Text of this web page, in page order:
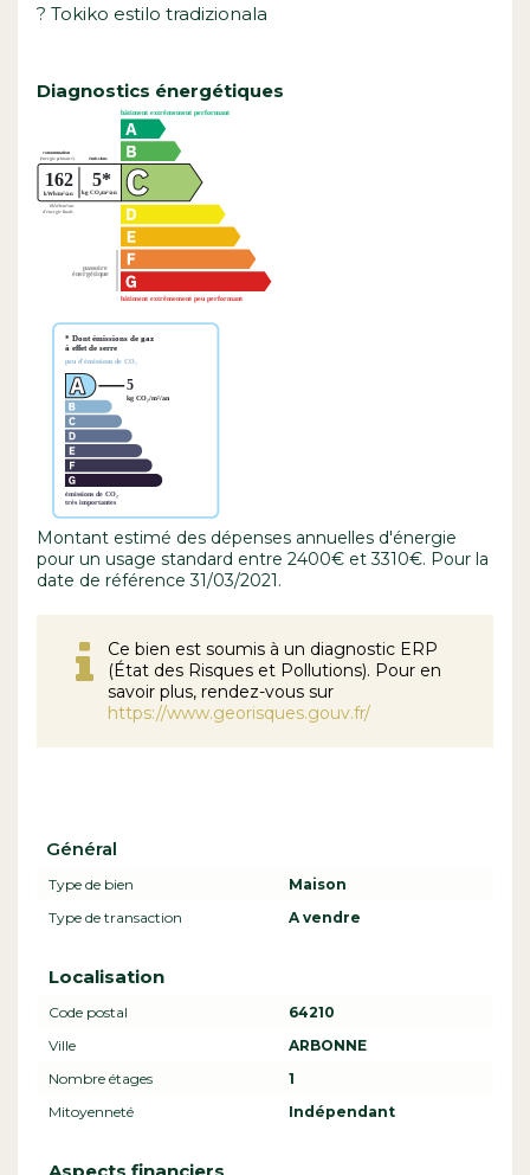
? Tokiko estilo tradizionala
Diagnostics énergétiques
Montant estimé des dépenses annuelles d'énergie
pour un usage standard entre 2400€ et 3310€. Pour la
date de référence 31/03/2021.
Ce bien est soumis à un diagnostic ERP
(État des Risques et Pollutions). Pour en
savoir plus, rendez-vous sur
https://www.georisques.gouv.fr/
Général
Type de bien
Maison
Type de transaction
A vendre
Localisation
Code postal
64210
Ville
ARBONNE
Nombre étages
1
Mitoyenneté
Indépendant
Aspects financiers